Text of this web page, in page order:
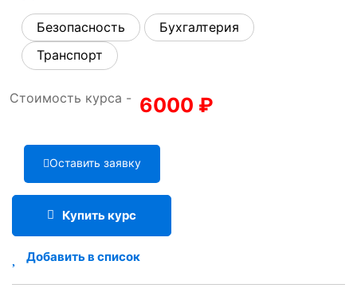
Безопасность
Бухгалтерия
Транспорт
Стоимость курса - 6000 ₽
Оставить заявку
Купить курс
Добавить в список